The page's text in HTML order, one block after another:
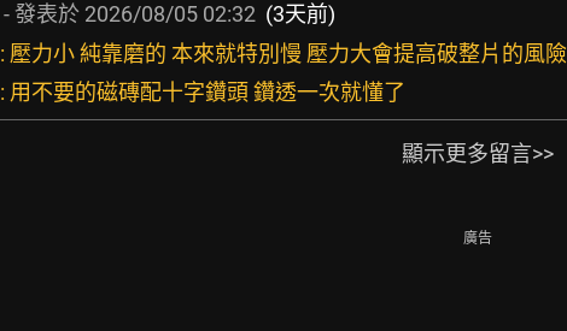
- 發表於 2026/08/05 02:32 (3天前)
: 壓力小 純靠磨的 本來就特別慢 壓力大會提高破整片的風險
: 用不要的磁磚配十字鑽頭 鑽透一次就懂了
顯示更多留言>>
廣告